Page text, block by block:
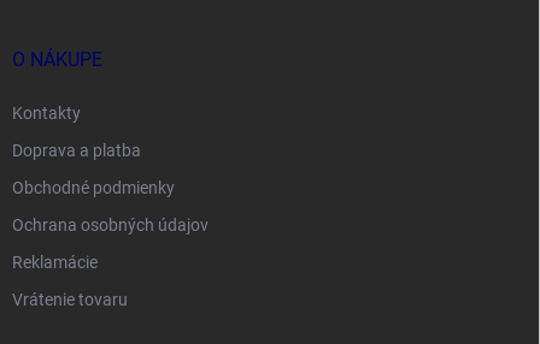
O NÁKUPE
Kontakty
Doprava a platba
Obchodné podmienky
Ochrana osobných údajov
Reklamácie
Vrátenie tovaru